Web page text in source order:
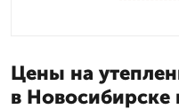
Цены на
в Новосибирске